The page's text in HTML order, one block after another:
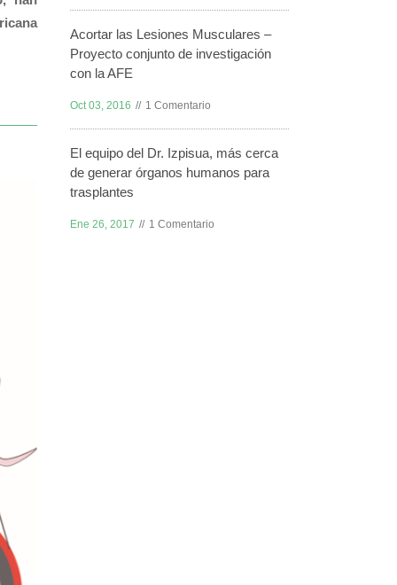
Acortar las Lesiones Musculares –
Proyecto conjunto de investigación
con la AFE
Oct 03, 2016 1 Comentario
El equipo del Dr. Izpisua, más cerca
de generar órganos humanos para
trasplantes
Ene 26, 2017 1 Comentario